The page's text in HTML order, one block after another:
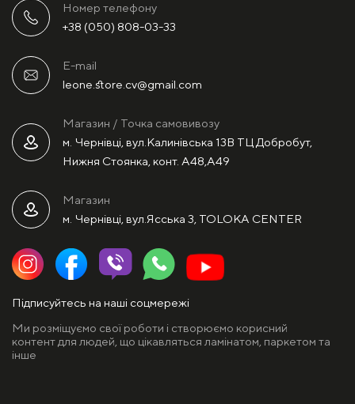
Номер телефону
+38 (050) 808-03-33
E-mail
leone.store.cv@gmail.com
Магазин / Точка самовивозу
м. Чернівці, вул.Калинівська 13В ТЦ Добробут,
Нижня Стоянка, конт. А48,А49
Магазин
м. Чернівці, вул.Ясська 3, TOLOKA CENTER
Підписуйтесь на наші соцмережі
Ми розміщуємо свої роботи і створюємо корисний
контент для людей, що цікавляться ламінатом, паркетом та
інше